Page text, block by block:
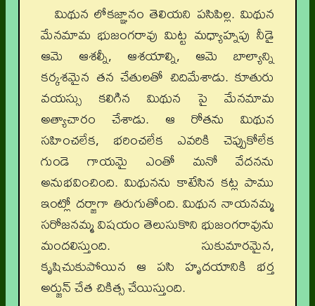
మిథున లోకజ్ఞానం తెలియని పసిపిల్ల. మిథున
మేనమామ భుజంగరావు మిట్ట మధ్యాహ్నపు నీడై
ఆమె ఆశల్నీ, ఆశయాల్ని, ఆమె బాల్యాన్ని
కర్కశమైన తన చేతులతో చిదిమేశాడు. కూతురు
వయస్సు కలిగిన మిథున పై మేనమామ
అత్యాచారం చేశాడు. ఆ రోతను మిథున
సహించలేక, భరించలేక ఎవరికి చెప్పుకోలేక
గుండె గాయమై ఎంతో మనో వేదనను
అనుభవించింది. మిథునను కాటేసిన కట్ల పాము
ఇంట్లో దర్జాగా తిరుగుతోంది. మిథున నాయనమ్మ
సరోజనమ్మ విషయం తెలుసుకొని భుజంగరావును
మందలిస్తుంది. సుకుమారమైన,
కృషిచుకుపోయిన ఆ పసి హృదయానికి భర్త
అర్జున్ చేత చికిత్స చేయిస్తుంది.